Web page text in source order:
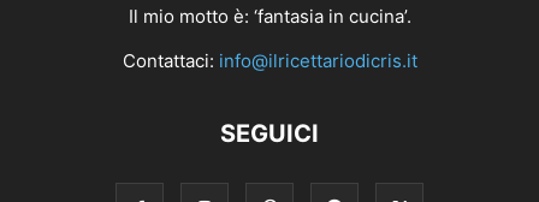
Il mio motto è: ‘fantasia in cucina’.
Contattaci: info@ilricettariodicris.it
SEGUICI